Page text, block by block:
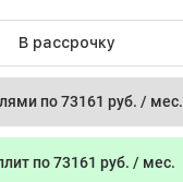
В рассрочку
по 73161 руб. / мес.
по 73161 руб. / мес.